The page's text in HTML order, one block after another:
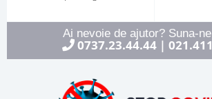
Ai nevoie de ajutor? Suna-
0737.23.44.44|